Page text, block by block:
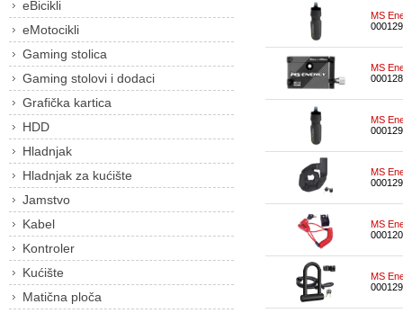
eBicikli
eMotocikli
Gaming stolica
Gaming stolovi i dodaci
Grafička kartica
HDD
Hladnjak
Hladnjak za kućište
Jamstvo
Kabel
Kontroler
Kućište
Matična ploča
MS
MS
MS
MS
MS
MS